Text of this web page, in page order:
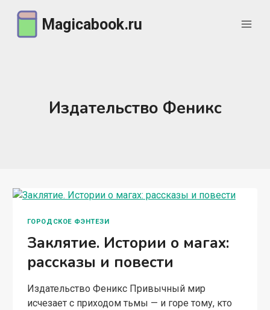
содержимому
Magicabook.ru
Издательство Феникс
ГОРОДСКОЕ ФЭНТЕЗИ
Заклятие. Истории о магах:
рассказы и повести
Издательство Феникс Привычный мир
исчезает с приходом тьмы — и горе тому, кто